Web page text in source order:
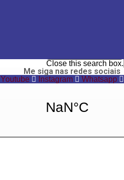
Close this search box.
Me siga nas redes sociais
Youtube Instagram Whatsapp